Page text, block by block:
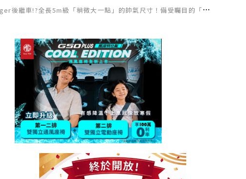
一點」的帥氣尺寸！備受矚目的「美國製」Toyota車款「Highlander」是什麼來頭